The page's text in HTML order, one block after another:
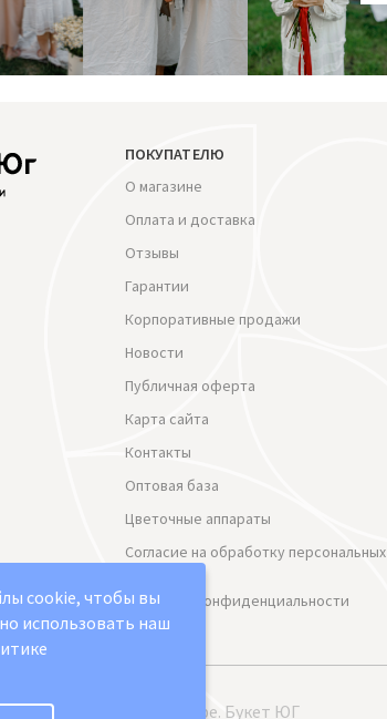
ПОКУПАТЕЛЮ
О магазине
Оплата и доставка
Отзывы
Гарантии
Корпоративные продажи
Новости
Публичная оферта
Карта сайта
Контакты
Оптовая база
Цветочные аппараты
Согласие на обработку персональных
данных
Политика Конфиденциальности
Доставка цветов в Самаре. Букет ЮГ
cookie, чтобы вы
использовать наш